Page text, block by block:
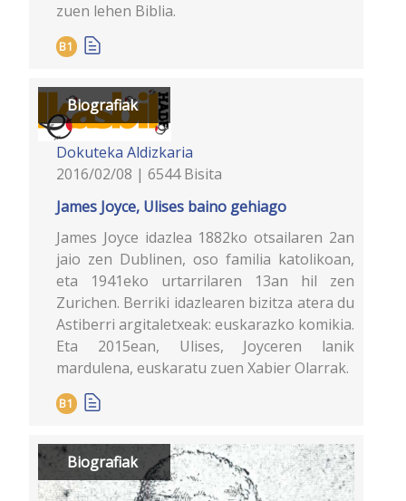
zuen lehen Biblia.
B1
Biografiak
Dokuteka Aldizkaria
2016/02/08 | 6544 Bisita
James Joyce, Ulises baino gehiago
James Joyce idazlea 1882ko otsailaren 2an
jaio zen Dublinen, oso familia katolikoan,
eta 1941eko urtarrilaren 13an hil zen
Zurichen. Berriki idazlearen bizitza atera du
Astiberri argitaletxeak: euskarazko komikia.
Eta 2015ean, Ulises, Joyceren lanik
mardulena, euskaratu zuen Xabier Olarrak.
B1
Biografiak